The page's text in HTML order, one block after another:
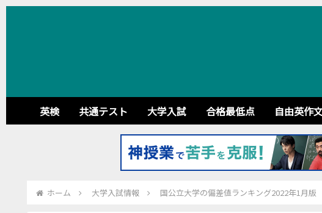
英検 共通テスト 大学入試 合格最低点 自由英作
ホーム 大学入試情報 国公立大学の偏差値ランキング2022年1月版